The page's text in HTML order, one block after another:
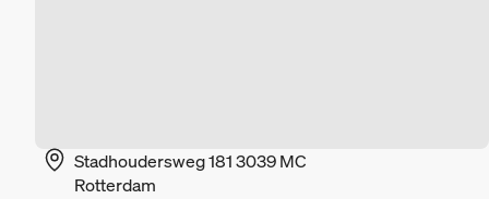
Stadhoudersweg 181 3039 MC
Rotterdam